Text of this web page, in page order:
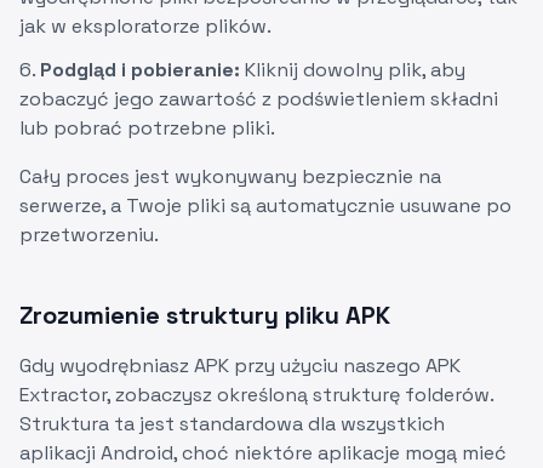
jak w eksploratorze plików.
Podgląd i pobieranie: Kliknij dowolny plik, aby
zobaczyć jego zawartość z podświetleniem składni
lub pobrać potrzebne pliki.
Cały proces jest wykonywany bezpiecznie na
serwerze, a Twoje pliki są automatycznie usuwane po
przetworzeniu.
Zrozumienie struktury pliku APK
Gdy wyodrębniasz APK przy użyciu naszego APK
Extractor, zobaczysz określoną strukturę folderów.
Struktura ta jest standardowa dla wszystkich
aplikacji Android, choć niektóre aplikacje mogą mieć